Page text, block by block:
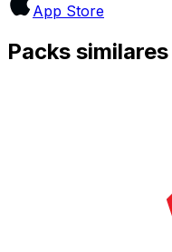
App Store
Packs similares